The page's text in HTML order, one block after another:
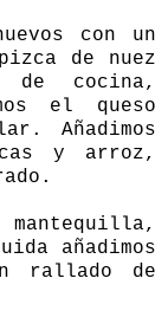
con un
de nuez
de cocina,
el queso
Añadimos
y arroz,
mantequilla,
añadimos
rallado de